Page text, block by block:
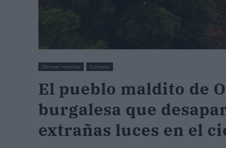
Últimas noticias Curiosas
El pueblo maldito de
burgalesa que
extrañas luces en el